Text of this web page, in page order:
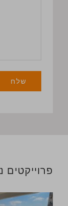
פרוייקטים